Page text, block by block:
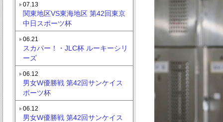
07.13
関東地区VS東海地区 第42回東京
中日スポーツ杯
06.21
スカパー！・JLC杯 ルーキーシリ
ーズ
06.12
男女W優勝戦 第42回サンケイス
ポーツ杯
06.12
男女W優勝戦 第42回サンケイス